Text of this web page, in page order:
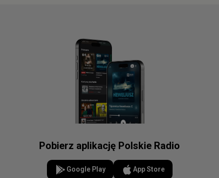
Tenis stołowy
Tenis ziemny
Wioślarstwo
Wspinaczka sportowa
Pobierz aplikację Polskie Radio
Google Play App Store